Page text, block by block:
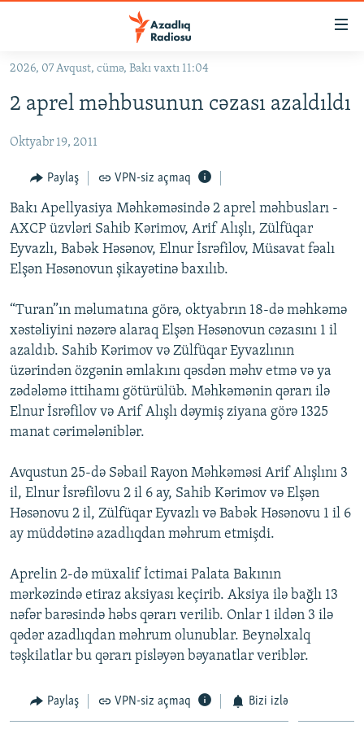
Əsas
qayıt
naviqasiyaya
Axtarışa
keç
#İZAHLA
KORRUPSIOMETR
#ƏSLINDƏ
FƏRQƏ BAX
QANUNI DOĞRU
ARAŞDIRMA
VIDEO
FOTOQALEREYA
İNFOQRAFIKA
KARIKATURA
RADIO ARXIV
OXU ZALI
AZƏRBAYCAN ƏDƏBIYYATI KITABXANASI
İSLAM VƏ DEMOKRATIYA
İZ - MƏDƏNIYYƏT PROQRAMI
HAQQIMIZDA
PEŞƏ ETIKASI VƏ JURNALISTIKA STANDARTLARIMIZ
MATERIALLARIMIZDAN ISTIFADƏ
AZADLIQRADIOSU MOBIL TELEFONUNUZDA
BIZIMLƏ ƏLAQƏ
XƏBƏR BÜLLETENLƏRIMIZ
BIZI IZLƏ
RFE/RL-in bütün saytları
2026, 07 Avqust, cümə, Bakı vaxtı 11:04
2 aprel məhbusunun cəzası azaldıldı
Oktyabr 19, 2011
Paylaş VPN-siz açmaq
Bakı Apellyasiya Məhkəməsində 2 aprel məhbusları -
AXCP üzvləri Sahib Kərimov, Arif Alışlı, Zülfüqar
Eyvazlı, Babək Həsənov, Elnur İsrəfilov, Müsavat fəalı
Elşən Həsənovun şikayətinə baxılıb.
“Turan”ın məlumatına görə, oktyabrın 18-də məhkəmə
xəstəliyini nəzərə alaraq Elşən Həsənovun cəzasını 1 il
azaldıb. Sahib Kərimov və Zülfüqar Eyvazlının
üzərindən özgənin əmlakını qəsdən məhv etmə və ya
zədələmə ittihamı götürülüb. Məhkəmənin qərarı ilə
Elnur İsrəfilov və Arif Alışlı dəymiş ziyana görə 1325
manat cərimələniblər.
Avqustun 25-də Səbail Rayon Məhkəməsi Arif Alışlını 3
il, Elnur İsrəfilovu 2 il 6 ay, Sahib Kərimov və Elşən
Həsənovu 2 il, Zülfüqar Eyvazlı və Babək Həsənovu 1 il 6
ay müddətinə azadlıqdan məhrum etmişdi.
Aprelin 2-də müxalif İctimai Palata Bakının
mərkəzində etiraz aksiyası keçirib. Aksiya ilə bağlı 13
nəfər barəsində həbs qərarı verilib. Onlar 1 ildən 3 ilə
qədər azadlıqdan məhrum olunublar. Beynəlxalq
təşkilatlar bu qərarı pisləyən bəyanatlar veriblər.
Paylaş VPN-siz açmaq Bizi izlə